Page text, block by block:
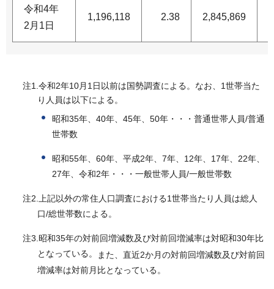
令和4年
2月1日
1,196,118 2.38 2,845,869
注1.令和2年10月1日以前は国勢調査による。なお、 1世帯当た
り人員は以下による。
昭和35年、40年、45年、50年・・・普通世帯人員/普通
世帯数
昭和55年、60年、平成2年、7年、12年、17年、22年、
27年、令和2年・・・一般世帯人員/一般世帯数
注2.上記以外の常住人口調査における1世帯当たり人員は総人
口/総世帯数による。
注3.昭和35年の対前回増減数及び対前回増減率は対昭和30年比
となっている。 また、直近2か月の対前回増減数及び対前回
増減率は対前月比となっている。